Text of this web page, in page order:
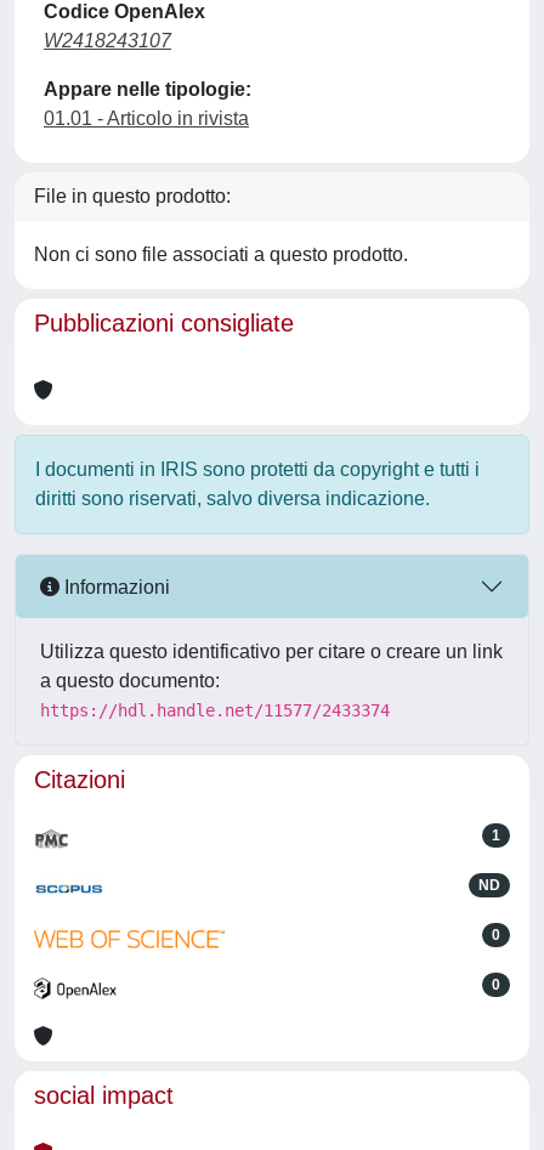
Codice OpenAlex
W2418243107
Appare nelle tipologie:
01.01 - Articolo in rivista
File in questo prodotto:
Non ci sono file associati a questo prodotto.
Pubblicazioni consigliate
I documenti in IRIS sono protetti da copyright e tutti i
diritti sono riservati, salvo diversa indicazione.
Informazioni
Utilizza questo identificativo per citare o creare un link
a questo documento:
https://hdl.handle.net/11577/2433374
Citazioni
1
ND
0
0
social impact